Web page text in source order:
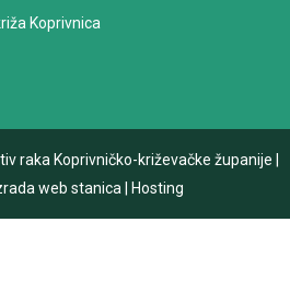
Koprivnica
raka Koprivničko-križevačke županije
web stanica Hosting